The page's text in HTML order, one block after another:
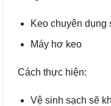
Keo chuyên
Máy hơ keo
Cách thực hiện:
Vệ sinh sạch sẽ